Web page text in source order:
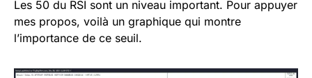
Les 50 du RSI sont un niveau important. Pour appuyer
mes propos, voilà un graphique qui montre
l’importance de ce seuil.